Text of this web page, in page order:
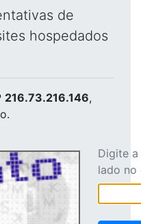
de
hospedados
216.73.216.146,
Digite
lado no